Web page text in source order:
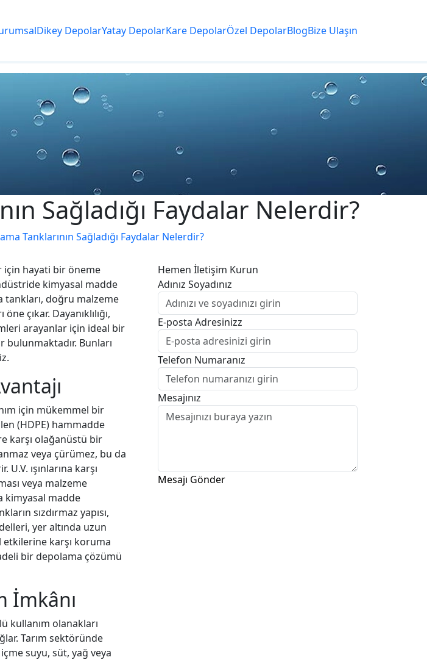
Dikey DepolarYatay DepolarKare DepolarÖzel DepolarBlogBize Ulaşın
Sağladığı Faydalar Nelerdir?
Tanklarının Sağladığı Faydalar Nelerdir?
için hayati bir öneme
kimyasal madde
tankları, doğru malzeme
çıkar. Dayanıklılığı,
arayanlar için ideal bir
bulunmaktadır. Bunları
için mükemmel bir
(HDPE) hammadde
karşı olağanüstü bir
veya çürümez, bu da
ışınlarına karşı
veya malzeme
kimyasal madde
sızdırmaz yapısı,
yer altında uzun
etkilerine karşı koruma
bir depolama çözümü
İmkânı
kullanım olanakları
Tarım sektöründe
suyu, süt, yağ veya
Hemen İletişim Kurun
Adınız Soyadınız
E-posta Adresinizz
Telefon Numaranız
Mesajınız
Mesajı Gönder